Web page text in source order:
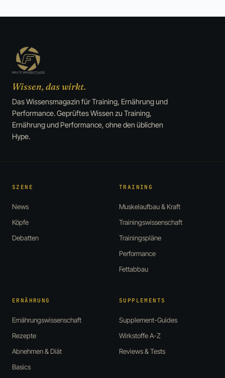
Wissen, das wirkt.
Das Wissensmagazin für Training, Ernährung und
Performance. Geprüftes Wissen zu Training,
Ernährung und Performance, ohne den üblichen
Hype.
SZENE
News
Köpfe
Debatten
TRAINING
Muskelaufbau & Kraft
Trainingswissenschaft
Trainingspläne
Performance
Fettabbau
ERNÄHRUNG
Ernährungswissenschaft
Rezepte
Abnehmen & Diät
Basics
SUPPLEMENTS
Supplement-Guides
Wirkstoffe A-Z
Reviews & Tests